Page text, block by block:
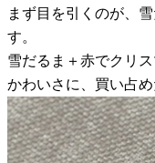
まず目を引くのが、
す。
雪だるま＋赤でクリ
かわいさに、買い占